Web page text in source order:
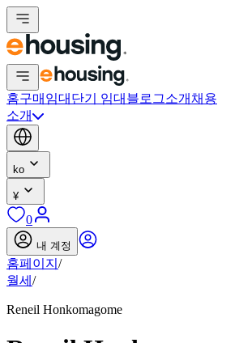
홈구매 임대 단기 임대 블로그소개 채용
소개
ko
¥
0
내 계정
홈페이지 /
월세 /
Reneil Honkomagome